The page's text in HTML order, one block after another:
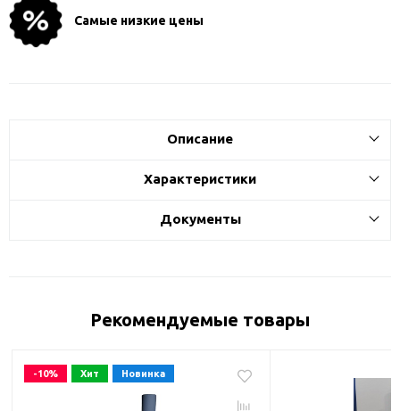
Самые низкие цены
Описание
Характеристики
Документы
Рекомендуемые товары
-10% Хит Новинка